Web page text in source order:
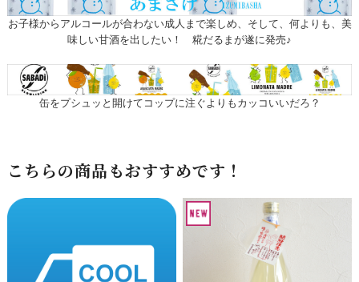
お子様からアルコールが合わない成人まで楽しめ、そして、何よりも、美
味しい甘酒を出したい！ 糀だるまが遂に発売♪
缶をプシュッと開けてコップに注ぐよりもカッコいいだろ？
こちらの商品もおすすめです！